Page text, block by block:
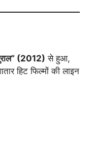
(2012) से हुआ,
हिट फिल्मों की लाइन